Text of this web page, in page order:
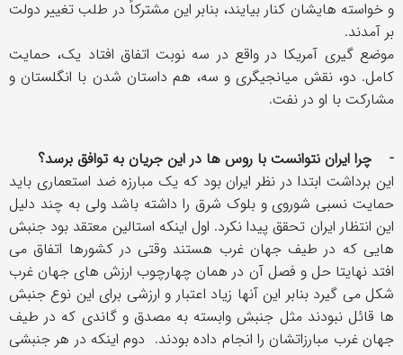
و خواسته هایشان کنار بیایند، بنابر این مشترکاً در طلب تغییر دولت
بر آمدند.
موضع گیری آمریکا در واقع در سه نوبت اتفاق افتاد یک، حمایت
کامل. دو، نقش میانجیگری و سه، هم داستان شدن با انگلستان و
مشارکت با او در نفت.
- چرا ایران نتوانست با روس ها در این جریان به توافق برسد؟
این برداشت ابتدا در نظر ایران بود که یک مبارزه ضد استعماری باید
حمایت نسبی شوروی و بلوک شرق را داشته باشد ولی به چند دلیل
این انتظار ایران تحقق پیدا نکرد. اول اینکه استالین معتقد بود جنبش
هایی که در طیف جهان غرب هستند وقتی در کشورها اتفاق می
افتد نهایتا حل و فصل آن در همان چهارچوب ارزش های جهان غرب
شکل می گیرد بنابر این آنها زیاد اعتبار و ارزشی برای این نوع جنبش
ها قائل نبودند مثل جنبش وابسته به مصدق و گاندی که در طیف
جهان غرب مبارزاتشان را انجام داده بودند. دوم اینکه در هر جنبشی